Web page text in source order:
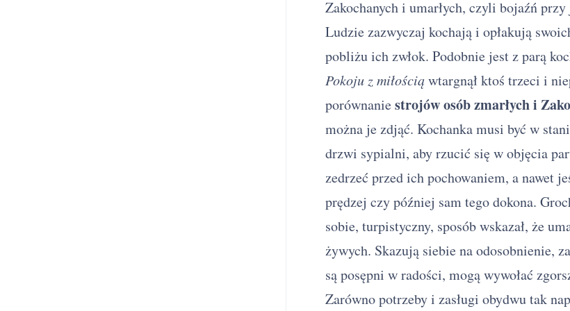
Zakochanych i umarłych, czyli bojaźń
Ludzie zazwyczaj kochają i opłakują
pobliżu ich zwłok. Podobnie jest z parą
Pokoju z miłościąwtargnął ktoś trzeci i
porównaniestrojów osób zmarłych i
można je zdjąć. Kochanka musi być w
drzwi sypialni, aby rzucić się w objęcia
zedrzeć przed ich pochowaniem, a nawet
prędzej czy później sam tego dokona.
sobie, turpistyczny, sposób wskazał, że
żywych. Skazują siebie na odosobnienie,
są posępni w radości, mogą wywołać
Zarówno potrzeby i zasługi obydwu tak